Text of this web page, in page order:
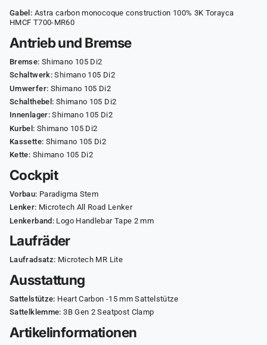
Gabel: Astra carbon monocoque construction 100% 3K Torayca
HMCF T700-MR60
Antrieb und Bremse
Bremse: Shimano 105 Di2
Schaltwerk: Shimano 105 Di2
Umwerfer: Shimano 105 Di2
Schalthebel: Shimano 105 Di2
Innenlager: Shimano 105 Di2
Kurbel: Shimano 105 Di2
Kassette: Shimano 105 Di2
Kette: Shimano 105 Di2
Cockpit
Vorbau: Paradigma Stem
Lenker: Microtech All Road Lenker
Lenkerband: Logo Handlebar Tape 2 mm
Laufräder
Laufradsatz: Microtech MR Lite
Ausstattung
Sattelstütze: Heart Carbon -15 mm Sattelstütze
Sattelklemme: 3B Gen 2 Seatpost Clamp
Artikelinformationen